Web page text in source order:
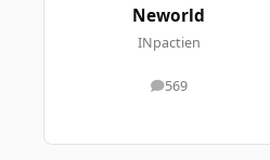
Neworld
INpactien
569
messages